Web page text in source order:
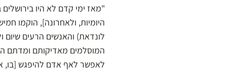
"מאז ימי קדם לא היו
היומיות, ולאחרונה], הוקמו
לונדאת) והאנשים הרעים שיום
המוסלמים מאדיקותם ומדתם
לאפשר לאף אדם להיפגש [בו,